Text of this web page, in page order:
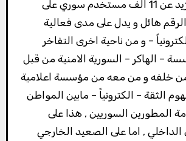
كلمات سر لما يزيد عن 11 الف مستخدم سوري على
الرقم هائل و يدل على مدى فعالية
– و من ناحية اخرى التفاخر
– الهاكر – السورية الامنية من قبل
خلفه و من معه من مؤسسة اعلامية
الثقة – الكترونياً – مابين المواطن
المطورين السوريين , هذا على
, اما على الصعيد الخارجي